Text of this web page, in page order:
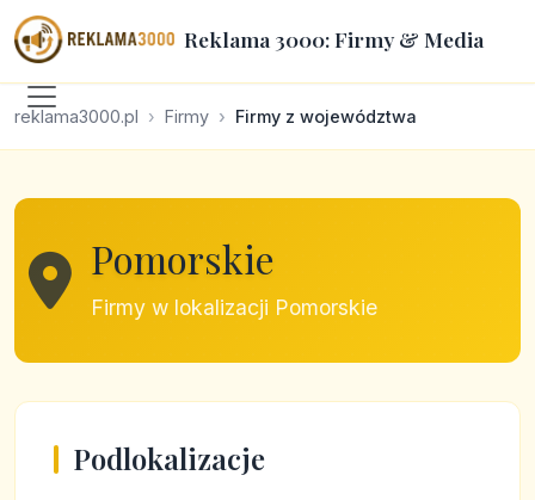
Reklama 3000: Firmy & Media
reklama3000.pl Firmy Firmy z województwa
Pomorskie
Firmy w lokalizacji Pomorskie
Podlokalizacje